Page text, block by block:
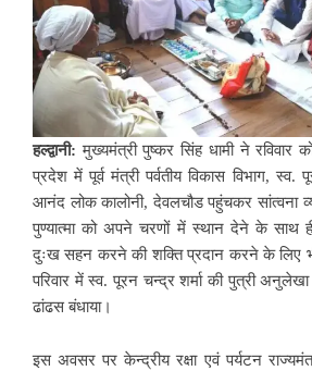
हल्द्वानी:मुख्यमंत्री पुष्कर सिंह धामी ने रविवार
प्रदेश में पूर्व मंत्री पर्वतीय विकास विभाग, स्व.
आनंद लोक कालोनी, देवलचौड पहुंचकर सांत्वना
पुण्यात्मा को अपने चरणों में स्थान देने के साथ
दुःख सहन करने की शक्ति प्रदान करने के लिए
परिवार में स्व. पूरन चन्द्र शर्मा की पुत्री अनुलेखा
ढांढस बंधाया।
इस अवसर पर केन्द्रीय रक्षा एवं पर्यटन